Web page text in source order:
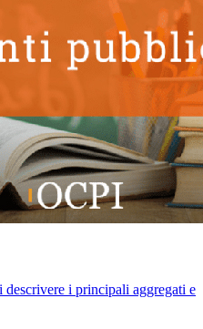
i principali aggregati e